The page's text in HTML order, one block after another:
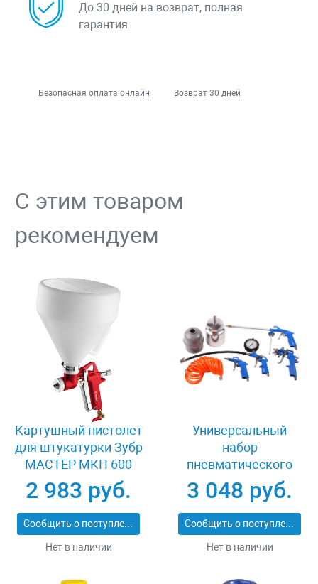
До 30 дней на возврат, полная
гарантия
Безопасная оплата онлайн Возврат 30 дней
С этим товаром
рекомендуем
Картушный пистолет
для штукатурки Зубр
МАСТЕР МКП 600
06466
2 983 руб.
Сообщить о поступлении
Нет в наличии
Универсальный
набор
пневматического
инструмента 5
предметов Зубр
06458-H5
3 048 руб.
Сообщить о поступлении
Нет в наличии